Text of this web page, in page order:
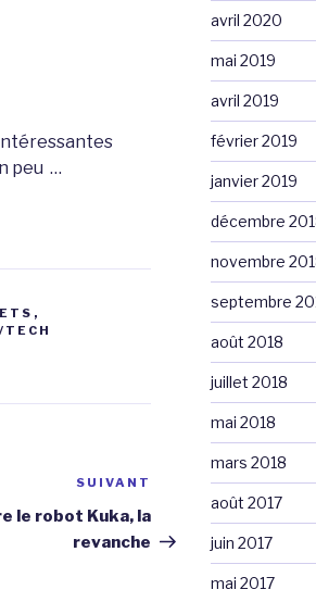
peu …
,
TECH
Article
suivant
SUIVANT
le robot Kuka, la
revanche
avril 2020
mai 2019
avril 2019
février 2019
janvier 2019
décembre
novembre
septembre
août 2018
juillet 2018
mai 2018
mars 2018
août 2017
juin 2017
mai 2017